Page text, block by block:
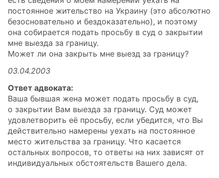
постоянное жительство на Украину (это абсолютно
безосновательно и бездоказательно), и поэтому
она собирается подать просьбу в суд о закрытии
мне выезда за границу.
Может ли она закрыть мне выезд за границу?
03.04.2003
Ответ адвоката:
Ваша бывшая жена может подать просьбу в суд,
о закрытии Вам выезда за границу. Суд может
удовлетворить её просьбу, если убедится, что Вы
действительно намерены уехать на постоянное
место жительства за границу. Что касается
остальных вопросов, то ответы на них зависят от
индивидуальных обстоятельств Вашего дела.